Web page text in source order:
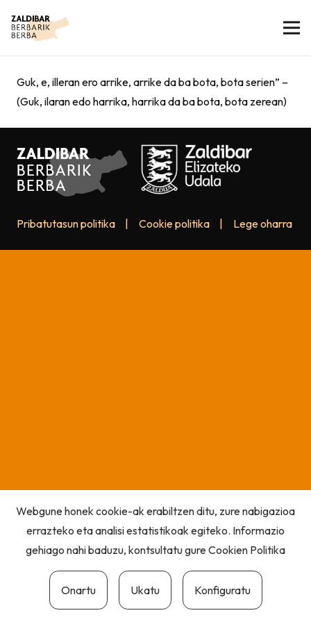
Guk, e, illeran ero arrike, arrike da ba bota, bota serien” –
(Guk, ilaran edo harrika, harrika da ba bota, bota zerean)
Pribatutasun politika Cookie politika Lege oharra
Webgune honek cookie-ak erabiltzen ditu, zure nabigazioa
errazteko eta analisi estatistikoak egiteko. Informazio
gehiago nahi baduzu, kontsultatu gureCookien Politika
Onartu Ukatu Konfiguratu